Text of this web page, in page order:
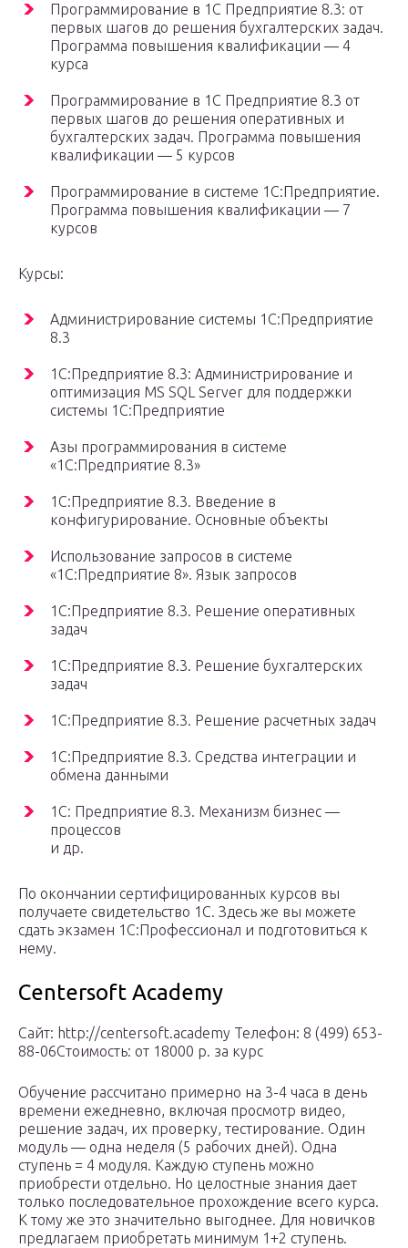
Программирование в 1С Предприятие 8.3: от
первых шагов до решения бухгалтерских задач.
Программа повышения квалификации — 4
курса
Программирование в 1С Предприятие 8.3 от
первых шагов до решения оперативных и
бухгалтерских задач. Программа повышения
квалификации — 5 курсов
Программирование в системе 1С:Предприятие.
Программа повышения квалификации — 7
курсов
Курсы:
Администрирование системы 1С:Предприятие
8.3
1С:Предприятие 8.3: Администрирование и
оптимизация MS SQL Server для поддержки
системы 1С:Предприятие
Азы программирования в системе
«1С:Предприятие 8.3»
1С:Предприятие 8.3. Введение в
конфигурирование. Основные объекты
Использование запросов в системе
«1С:Предприятие 8». Язык запросов
1С:Предприятие 8.3. Решение оперативных
задач
1С:Предприятие 8.3. Решение бухгалтерских
задач
1С:Предприятие 8.3. Решение расчетных задач
1С:Предприятие 8.3. Средства интеграции и
обмена данными
1С: Предприятие 8.3. Механизм бизнес —
процессов
и др.
По окончании сертифицированных курсов вы
получаете свидетельство 1С. Здесь же вы можете
сдать экзамен 1С:Профессионал и подготовиться к
нему.
Centersoft Academy
Сайт: http://centersoft.academy Телефон: 8 (499) 653-
88-06Стоимость: от 18000 р. за курс
Обучение рассчитано примерно на 3-4 часа в день
времени ежедневно, включая просмотр видео,
решение задач, их проверку, тестирование. Один
модуль — одна неделя (5 рабочих дней). Одна
ступень = 4 модуля. Каждую ступень можно
приобрести отдельно. Но целостные знания дает
только последовательное прохождение всего курса.
К тому же это значительно выгоднее. Для новичков
предлагаем приобретать минимум 1+2 ступень.